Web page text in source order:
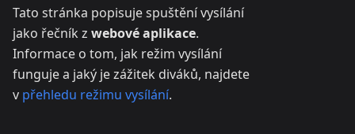
Tato stránka popisuje spuštění vysílání
jako řečník z webové aplikace.
Informace o tom, jak režim vysílání
funguje a jaký je zážitek diváků, najdete
v přehledu režimu vysílání.